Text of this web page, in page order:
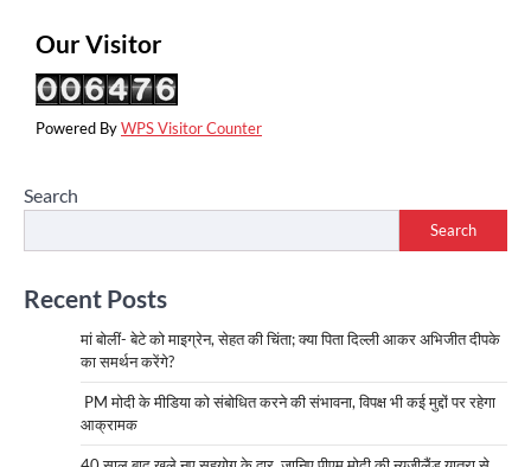
Our Visitor
Powered ByWPS Visitor Counter
Search
Search
Recent Posts
मां बोलीं- बेटे को माइग्रेन, सेहत की चिंता; क्या पिता दिल्ली आकर अभिजीत दीपके
का समर्थन करेंगे?
PM मोदी के मीडिया को संबोधित करने की संभावना, विपक्ष भी कई मुद्दों पर रहेगा
आक्रामक